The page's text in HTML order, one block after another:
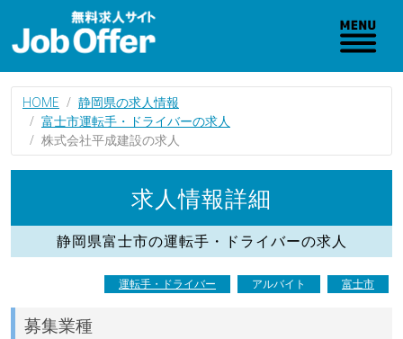
HOME
静岡県の求人情報
富士市運転手・ドライバーの求人
株式会社平成建設の求人
求人情報詳細
静岡県富士市の運転手・ドライバーの求人
運転手・ドライバー アルバイト 富士市
募集業種